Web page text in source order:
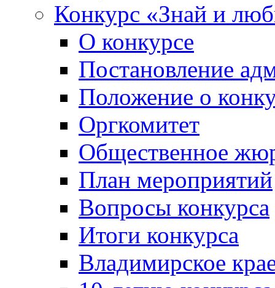
Конкурс «Знай и
О конкурсе
Постановление
Положение о
Оргкомитет
Общественное
План мероприятий
Вопросы конкурса
Итоги конкурса
Владимирское